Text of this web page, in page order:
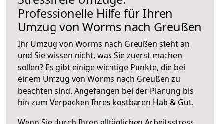
Professionelle Hilfe für Ihren
Umzug von Worms nach Greußen
Ihr Umzug von Worms nach Greußen steht an
und Sie wissen nicht, was Sie zuerst machen
sollen? Es gibt einige wichtige Punkte, die bei
einem Umzug von Worms nach Greußen zu
beachten sind. Angefangen bei der Planung bis
hin zum Verpacken Ihres kostbaren Hab & Gut.